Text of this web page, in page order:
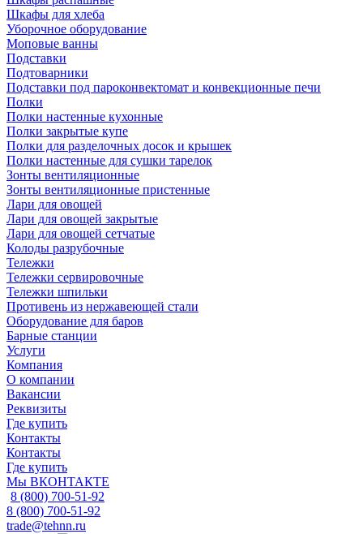
Шкафы для хлеба
Уборочное оборудование
Моповые ванны
Подставки
Подтоварники
Подставки под пароконвектомат и конвекционные печи
Полки
Полки настенные кухонные
Полки закрытые купе
Полки для разделочных досок и крышек
Полки настенные для сушки тарелок
Зонты вентиляционные
Зонты вентиляционные пристенные
Лари для овощей
Лари для овощей закрытые
Лари для овощей сетчатые
Колоды разрубочные
Тележки
Тележки сервировочные
Тележки шпильки
Противень из нержавеющей стали
Оборудование для баров
Барные станции
Услуги
Компания
О компании
Вакансии
Реквизиты
Где купить
Контакты
Контакты
Где купить
Мы ВКОНТАКТЕ
8 (800) 700-51-92
8 (800) 700-51-92
trade@tehnn.ru